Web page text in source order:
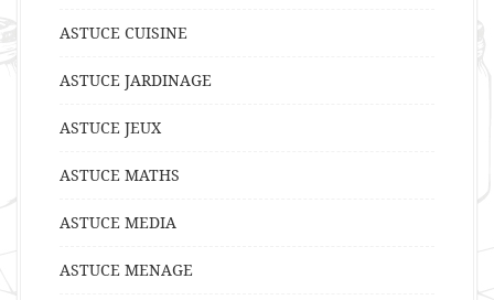
ASTUCE CUISINE
ASTUCE JARDINAGE
ASTUCE JEUX
ASTUCE MATHS
ASTUCE MEDIA
ASTUCE MENAGE